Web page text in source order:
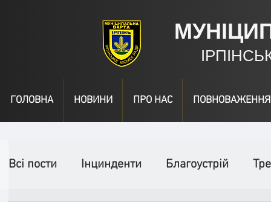
ГОЛОВНА НОВИНИ ПРО НАС ПОВНОВАЖЕННЯ
Всі пости Інцинденти Благоустрій